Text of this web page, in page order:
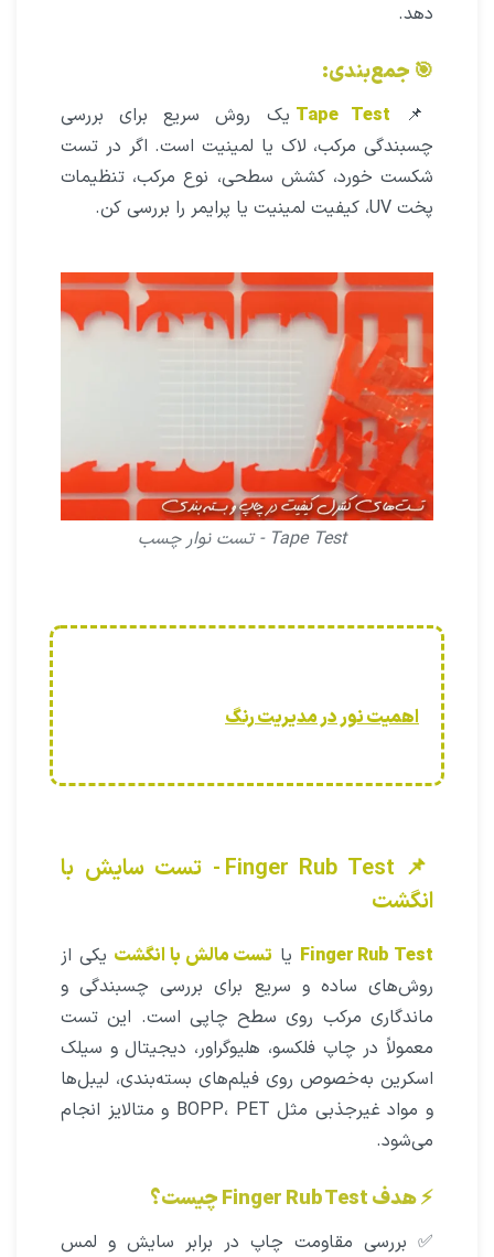
دهد.
🎯 جمع‌بندی:
📌
Tape Test یک روش سریع برای بررسی
چسبندگی مرکب، لاک یا لمینیت است. اگر در تست
شکست خورد، کشش سطحی، نوع مرکب، تنظیمات
پخت UV، کیفیت لمینیت یا پرایمر را بررسی کن.
Tape Test - تست نوار چسب
اهمیت نور در مدیریت رنگ
📌 Finger Rub Test - تست سایش با
انگشت
Finger Rub Test یا تست مالش با انگشت یکی از
روش‌های ساده و سریع برای بررسی چسبندگی و
ماندگاری مرکب روی سطح چاپی است. این تست
معمولاً در چاپ فلکسو، هلیوگراور، دیجیتال و سیلک
اسکرین به‌خصوص روی فیلم‌های بسته‌بندی، لیبل‌ها
و مواد غیرجذبی مثل BOPP، PET و متالایز انجام
می‌شود.
⚡ هدف Finger Rub Test چیست؟
✅ بررسی مقاومت چاپ در برابر سایش و لمس